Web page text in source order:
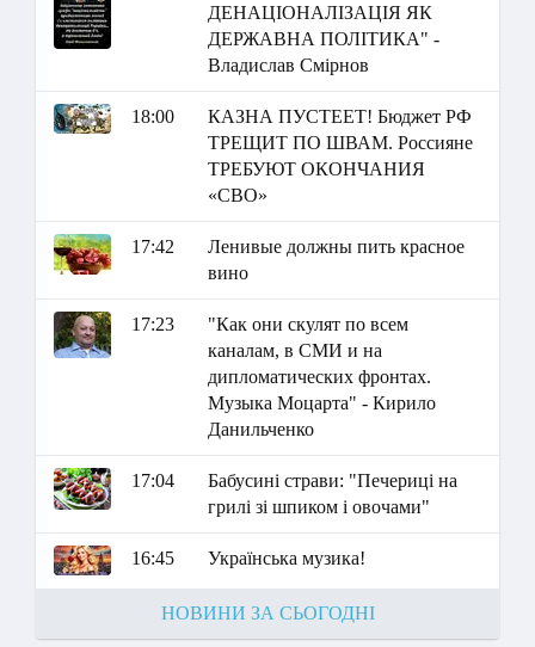
ДЕНАЦІОНАЛІЗАЦІЯ ЯК
ДЕРЖАВНА ПОЛІТИКА" -
Владислав Смірнов
18:00
КАЗНА ПУСТЕЕТ! Бюджет РФ
ТРЕЩИТ ПО ШВАМ. Россияне
ТРЕБУЮТ ОКОНЧАНИЯ
«СВО»
17:42
Ленивые должны пить красное
вино
17:23
"Как они скулят по всем
каналам, в СМИ и на
дипломатических фронтах.
Музыка Моцарта" - Кирило
Данильченко
17:04
Бабусині страви: "Печериці на
грилі зі шпиком і овочами"
16:45 Українська музика!
НОВИНИ ЗА СЬОГОДНІ